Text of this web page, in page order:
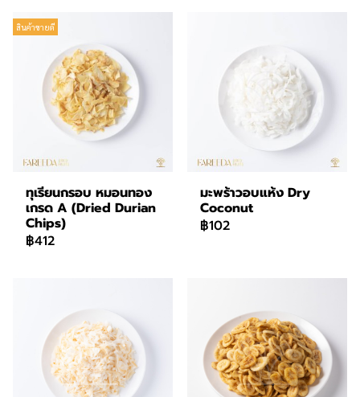
สินค้าขายดี
ทุเรียนกรอบ หมอนทอง
เกรด A (Dried Durian
Chips)
฿412
มะพร้าวอบแห้ง Dry
Coconut
฿102